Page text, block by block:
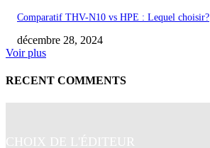
Comparatif THV-N10 vs HPE : Lequel choisir?
décembre 28, 2024
Voir plus
RECENT COMMENTS
CHOIX DE L'ÉDITEUR